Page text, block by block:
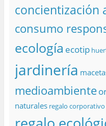
concientización
consumo
ecología ecotip
jardinería
medioambiente
naturales regalo corporativo